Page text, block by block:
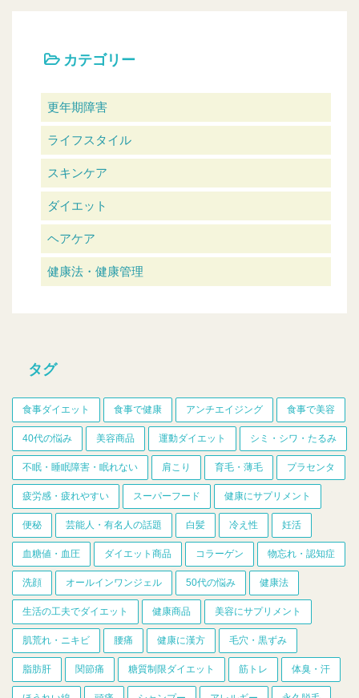
カテゴリー
更年期障害
ライフスタイル
スキンケア
ダイエット
ヘアケア
健康法・健康管理
タグ
食事ダイエット 食事で健康 アンチエイジング 食事で美容
40代の悩み 美容商品 運動ダイエット シミ・シワ・たるみ
不眠・睡眠障害・眠れない 肩こり 育毛・薄毛 プラセンタ
疲労感・疲れやすい スーパーフード 健康にサプリメント
便秘 芸能人・有名人の話題 白髪 冷え性 妊活
血糖値・血圧 ダイエット商品 コラーゲン 物忘れ・認知症
洗顔 オールインワンジェル 50代の悩み 健康法
生活の工夫でダイエット 健康商品 美容にサプリメント
肌荒れ・ニキビ 腰痛 健康に漢方 毛穴・黒ずみ
脂肪肝 関節痛 糖質制限ダイエット 筋トレ 体臭・汗